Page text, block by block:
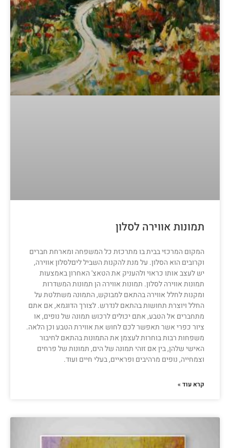
תמונות אווירה לסלון
המקום המרכזי בבית בו מתרכזת כל המשפחה ומארחת חברים
וקרובים הוא הסלון. על מנת להקנות השביל ליםלסלון אווירה,
יש לעצב אותו כראוי ולהעניק את הטאצ' האחרון באמצעות
תמונות אווירה לסלון. תמונות אווירה הן תמונות המשדרות
ומקנות לחלל אווירה בהתאם למבוקש, התמונה משתלטת על
החלל ויוצרת תחושות בהתאם לנדרש. לצורך הדוגמא, אם אתם
מתחברים אל הטבע, אתם יכולים לרכוש תמונה של נופים, או
ציור כפרי אשר תאפשר לכם לחוש את אווירת הטבע וכן הלאה.
משפחות רבות בוחרות לעצמן את התמונות בהתאם לחיבור
האישי שלהן, בין אם זוהי תמונה של הים, תמונות של פרחים
וצמחייה, נופים מרהיבים ופראיים, בעלי חיים ועוד.
קרא עוד »